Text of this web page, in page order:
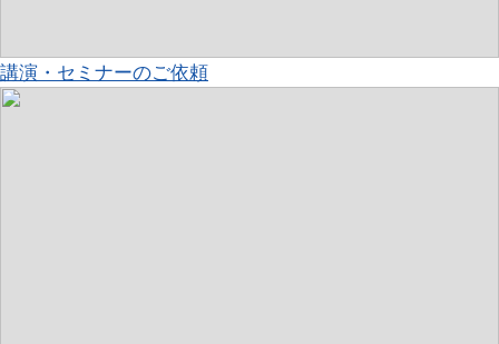
講演・セミナーのご依頼